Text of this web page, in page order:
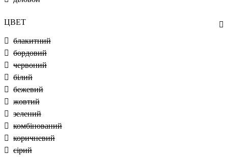
ЦВЕТ
блакитний
бордовий
червоний
білий
бежевий
жовтий
зелений
комбінований
коричневий
сірий